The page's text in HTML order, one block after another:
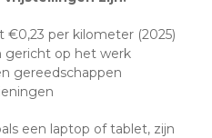
per kilometer (2025)
gericht op het werk
gereedschappen
een laptop of tablet, zijn